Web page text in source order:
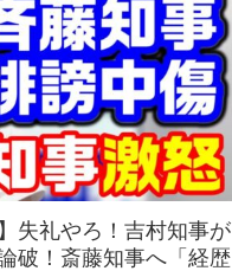
失礼やろ！吉村知事が
破！斎藤知事へ「経歴